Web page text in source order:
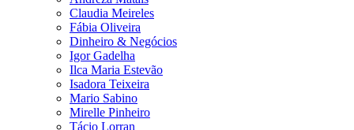
Claudia Meireles
Fábia Oliveira
Dinheiro & Negócios
Igor Gadelha
Ilca Maria Estevão
Isadora Teixeira
Mario Sabino
Mirelle Pinheiro
Tácio Lorran